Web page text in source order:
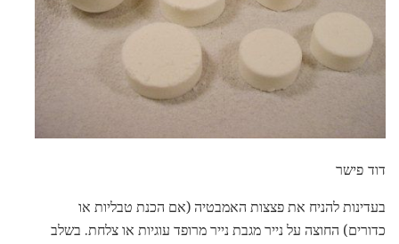
דוד פישר
בעדינות להניח את פצצות האמבטיה (אם הכנת טבליות או
כדורים) החוצה על נייר מגבת נייר מרופד עוגיות או צלחת. בשלב